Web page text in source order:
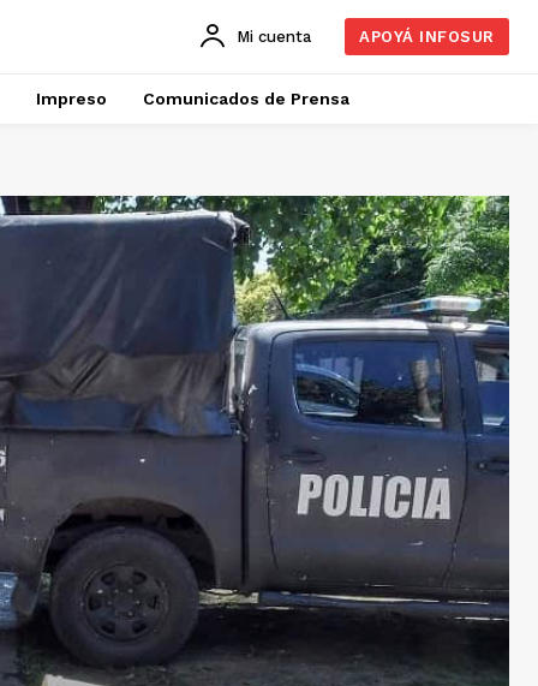
Mi cuenta APOYÁ INFOSUR
Impreso Comunicados de Prensa